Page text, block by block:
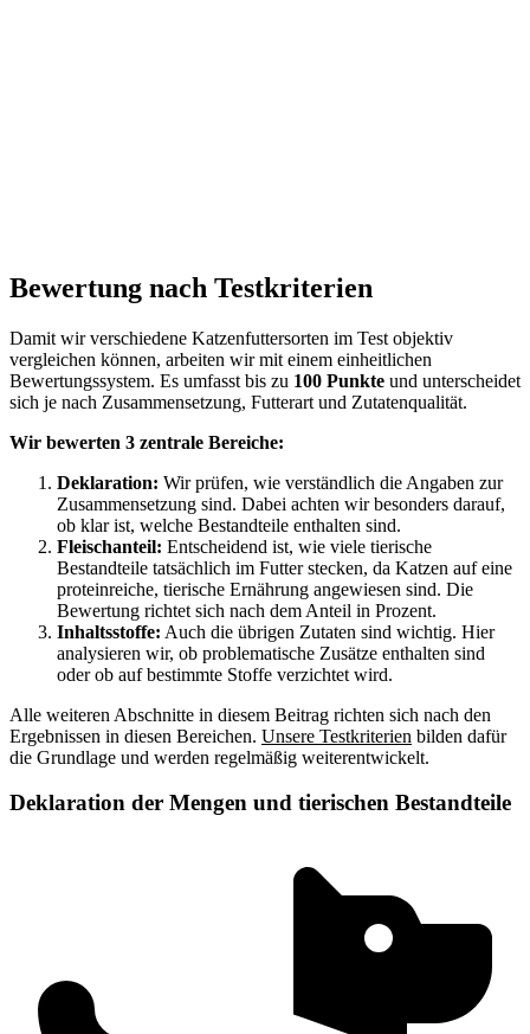
Bewertung nach Testkriterien
Damit wir verschiedene Katzenfuttersorten im Test objektiv
vergleichen können, arbeiten wir mit einem einheitlichen
Bewertungssystem. Es umfasst bis zu 100 Punkte und unterscheidet
sich je nach Zusammensetzung, Futterart und Zutatenqualität.
Wir bewerten 3 zentrale Bereiche:
Deklaration: Wir prüfen, wie verständlich die Angaben zur
Zusammensetzung sind. Dabei achten wir besonders darauf,
ob klar ist, welche Bestandteile enthalten sind.
Fleischanteil: Entscheidend ist, wie viele tierische
Bestandteile tatsächlich im Futter stecken, da Katzen auf eine
proteinreiche, tierische Ernährung angewiesen sind. Die
Bewertung richtet sich nach dem Anteil in Prozent.
Inhaltsstoffe: Auch die übrigen Zutaten sind wichtig. Hier
analysieren wir, ob problematische Zusätze enthalten sind
oder ob auf bestimmte Stoffe verzichtet wird.
Alle weiteren Abschnitte in diesem Beitrag richten sich nach den
Ergebnissen in diesen Bereichen. Unsere Testkriterien bilden dafür
die Grundlage und werden regelmäßig weiterentwickelt.
Deklaration der Mengen und tierischen Bestandteile